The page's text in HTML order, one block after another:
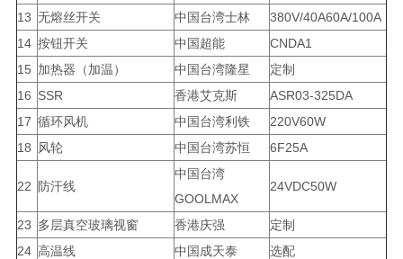
13 无熔丝开关 中国台湾士林
380V/40A60A/100A
14 按钮开关 中国超能
CNDA1
15 加热器（加温） 中国台湾隆星
定制
16 SSR 香港艾克斯
ASR03-325DA
17 循环风机 中国台湾利铁
220V60W
18
风轮 中国台湾苏恒 6F25A
22 防汗线
中国台湾
GOOLMAX
24VDC50W
23 多层真空玻璃视窗 香港庆强
定制
24 高温线 中国成天泰
选配